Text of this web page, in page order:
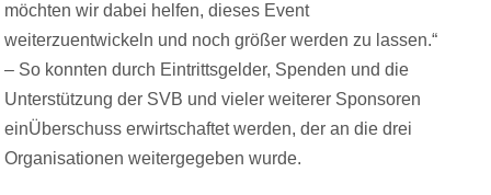
möchten wir dabei helfen, dieses Event
weiterzuentwickeln und noch größer werden zu lassen.“
– So konnten durch Eintrittsgelder, Spenden und die
Unterstützung der SVB und vieler weiterer Sponsoren
einÜberschuss erwirtschaftet werden, der an die drei
Organisationen weitergegeben wurde.